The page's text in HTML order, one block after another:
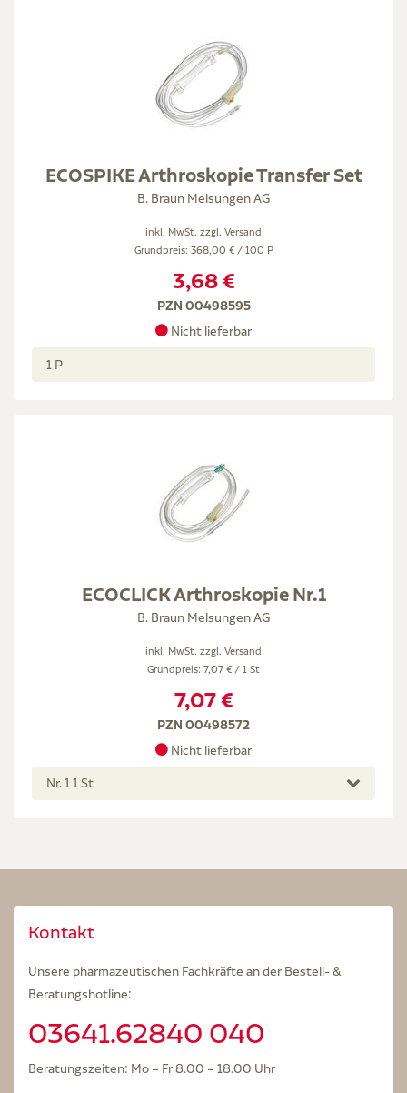
ECOSPIKE Arthroskopie Transfer Set
B. Braun Melsungen AG
inkl. MwSt. zzgl. Versand
Grundpreis: 368,00 € / 100 P
3,68 €
PZN 00498595
Nicht lieferbar
1 P
ECOCLICK Arthroskopie Nr.1
B. Braun Melsungen AG
inkl. MwSt. zzgl. Versand
Grundpreis: 7,07 € / 1 St
7,07 €
PZN 00498572
Nicht lieferbar
Nr. 1 1 St
Kontakt
Unsere pharmazeutischen Fachkräfte an der Bestell- &
Beratungshotline:
03641.62840 040
Beratungszeiten: Mo – Fr 8.00 – 18.00 Uhr